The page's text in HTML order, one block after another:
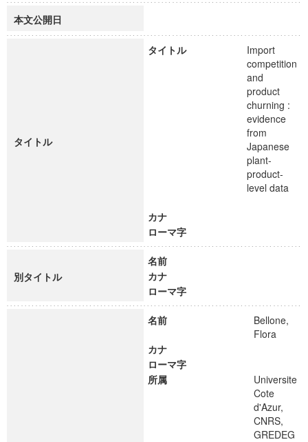
本文公開日
タイトル
タイトル
Import
competition
and
product
churning :
evidence
from
Japanese
plant-
product-
level data
カナ
ローマ字
別タイトル
名前
カナ
ローマ字
名前
Bellone,
Flora
カナ
ローマ字
所属
Universite
Cote
d'Azur,
CNRS,
GREDEG